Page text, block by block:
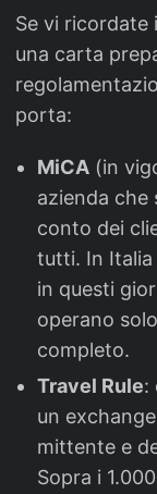
Se vi ricordate
una carta
porta:
MiCA (in
azienda
conto dei
tutti. In
in questi
operano
completo.
Travel Rule:
un
mittente e
Sopra i